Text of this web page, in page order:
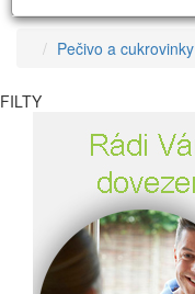
Pečivo a cukrovinky
FILTY